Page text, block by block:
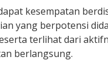
kesempatan
yang berpotensi
terlihat dari
berlangsung.